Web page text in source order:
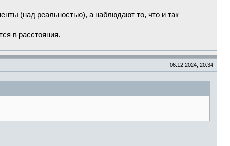
(над реальностью), а наблюдают то, что и так
в расстояния.
06.12.2024, 20:34